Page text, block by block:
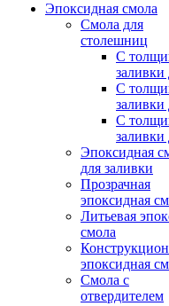
Эпоксидная смола
Смола для
столешниц
С
заливки
С
заливки
С
заливки
Эпоксидная
для заливки
Прозрачная
эпоксидная
Литьевая
смола
эпоксидная
Смола с
отвердителем